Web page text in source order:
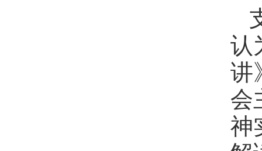
认
讲
会
神